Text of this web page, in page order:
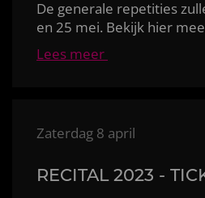
De generale repetities
en 25 mei. Bekijk hier
Lees meer
Zaterdag 8 april
RECITAL 2023 -